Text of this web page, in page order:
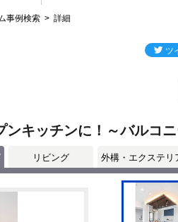
事例検索 詳細
キッチンに！～バルコ
リビング 外構・エクステリ